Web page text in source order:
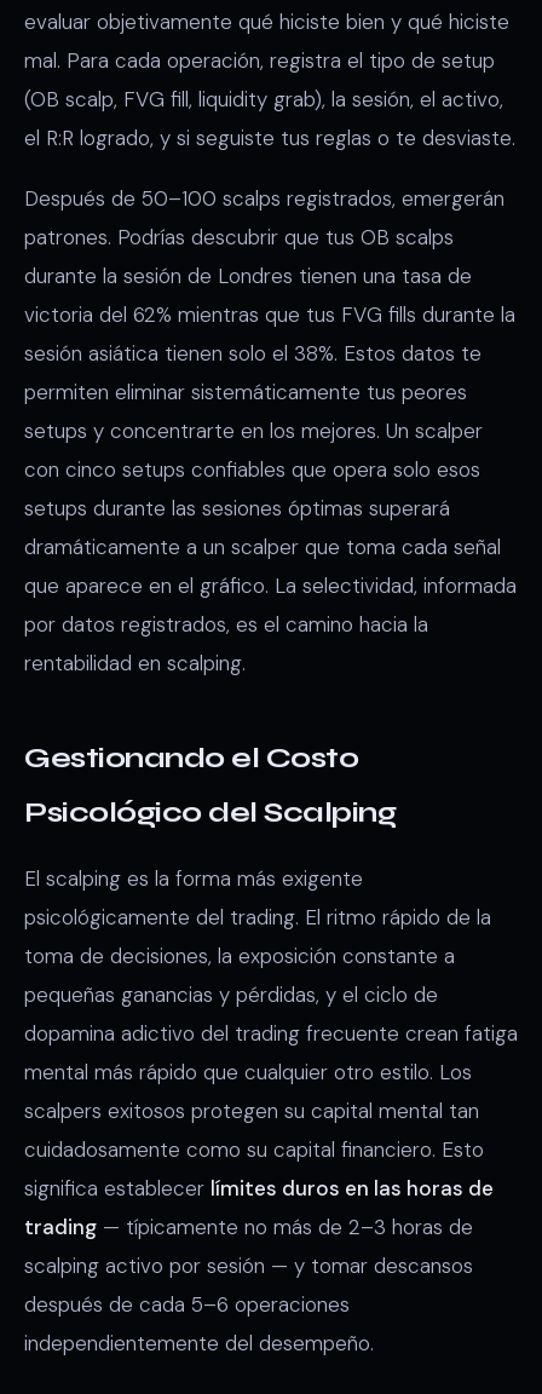
evaluar objetivamente qué hiciste bien y qué hiciste
mal. Para cada operación, registra el tipo de setup
(OB scalp, FVG fill, liquidity grab), la sesión, el activo,
el R:R logrado, y si seguiste tus reglas o te desviaste.
Después de 50–100 scalps registrados, emergerán
patrones. Podrías descubrir que tus OB scalps
durante la sesión de Londres tienen una tasa de
victoria del 62% mientras que tus FVG fills durante la
sesión asiática tienen solo el 38%. Estos datos te
permiten eliminar sistemáticamente tus peores
setups y concentrarte en los mejores. Un scalper
con cinco setups confiables que opera solo esos
setups durante las sesiones óptimas superará
dramáticamente a un scalper que toma cada señal
que aparece en el gráfico. La selectividad, informada
por datos registrados, es el camino hacia la
rentabilidad en scalping.
Gestionando el Costo
Psicológico del Scalping
El scalping es la forma más exigente
psicológicamente del trading. El ritmo rápido de la
toma de decisiones, la exposición constante a
pequeñas ganancias y pérdidas, y el ciclo de
dopamina adictivo del trading frecuente crean fatiga
mental más rápido que cualquier otro estilo. Los
scalpers exitosos protegen su capital mental tan
cuidadosamente como su capital financiero. Esto
significa establecer límites duros en las horas de
trading — típicamente no más de 2–3 horas de
scalping activo por sesión — y tomar descansos
después de cada 5–6 operaciones
independientemente del desempeño.